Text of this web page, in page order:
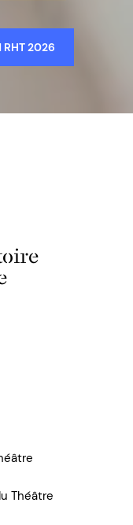
RHT 2026
Théâtre